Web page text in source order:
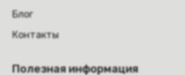
Блог
Контакты
Полезная информация